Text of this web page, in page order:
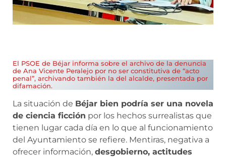
El PSOE de Béjar informa sobre el archivo de la denuncia
de Ana Vicente Peralejo por no ser constitutiva de “acto
penal”, archivando también la del alcalde, presentada por
difamación.
La situación de Béjar bien podría ser una novela
de ciencia ficción por los hechos surrealistas que
tienen lugar cada día en lo que al funcionamiento
del Ayuntamiento se refiere. Mentiras, negativa a
ofrecer información, desgobierno, actitudes